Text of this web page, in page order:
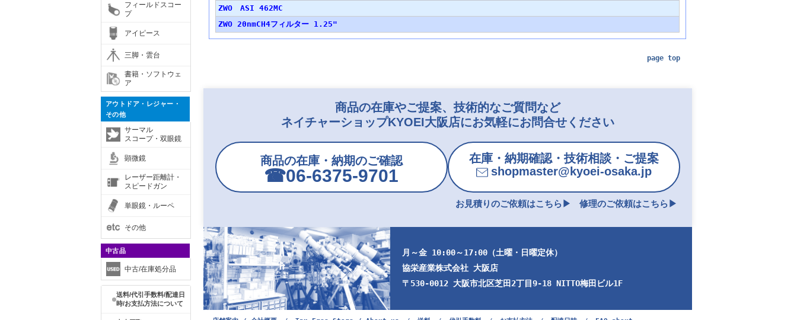
フィールドスコー
プ
アイピース
三脚・雲台
書籍・ソフトウェ
ア
アウトドア・レジャー・
その他
サーマル
スコープ・双眼鏡
顕微鏡
レーザー距離計・
スピードガン
単眼鏡・ルーペ
その他
中古品
中古/在庫処分品
送料/代引手数料/配達日
時/お支払方法について
ZWO ASI 462MC
ZWO 20nmCH4フィルター 1.25"
page top
商品の在庫やご提案、技術的なご質問など
ネイチャーショップKYOEI大阪店にお気軽にお問合せください
商品の在庫・納期のご確認
☎︎06-6375-9701
在庫・納期確認・技術相談・ご提案
shopmaster@kyoei-osaka.jp
お見積りのご依頼はこちら▶︎ 修理のご依頼はこちら▶︎
月～金 10:00～17:00（土曜・日曜定休）
協栄産業株式会社 大阪店
〒530-0012 大阪市北区芝田2丁目9-18 NITTO梅田ビル1F